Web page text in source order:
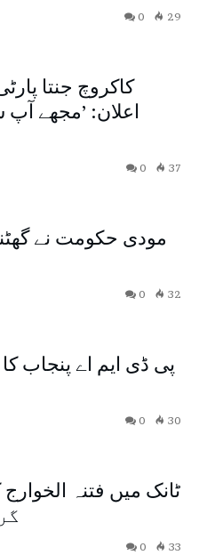
0 29
کاکروچ جنتا
اعلان: ’مجھے
0 37
مودی حکومت نے
0 32
پی ڈی ایم اے پنجاب
0 30
گرد
0 33